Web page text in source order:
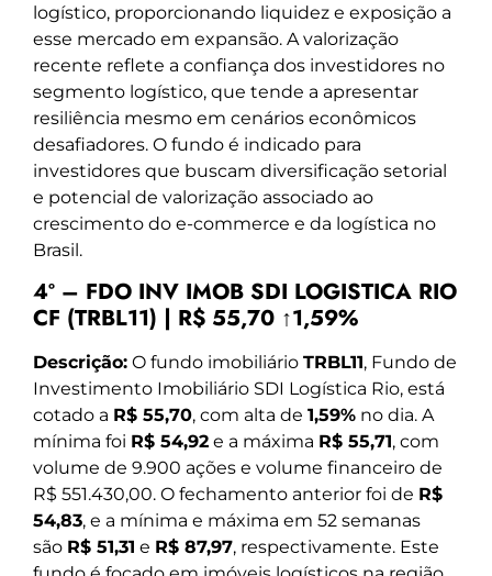
logístico, proporcionando liquidez e exposição a
esse mercado em expansão. A valorização
recente reflete a confiança dos investidores no
segmento logístico, que tende a apresentar
resiliência mesmo em cenários econômicos
desafiadores. O fundo é indicado para
investidores que buscam diversificação setorial
e potencial de valorização associado ao
crescimento do e-commerce e da logística no
Brasil.
4º – FDO INV IMOB SDI LOGISTICA RIO
CF (TRBL11) | R$ 55,70 ↑1,59%
Descrição: O fundo imobiliário TRBL11, Fundo de
Investimento Imobiliário SDI Logística Rio, está
cotado a R$ 55,70, com alta de 1,59% no dia. A
mínima foi R$ 54,92 e a máxima R$ 55,71, com
volume de 9.900 ações e volume financeiro de
R$ 551.430,00. O fechamento anterior foi de R$
54,83, e a mínima e máxima em 52 semanas
são R$ 51,31 e R$ 87,97, respectivamente. Este